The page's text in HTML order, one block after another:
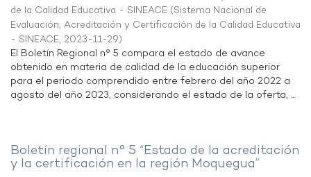
de la Calidad Educativa - SINEACE (Sistema Nacional de
Evaluación, Acreditación y Certificación de la Calidad Educativa
- SINEACE, 2023-11-29)
El Boletín Regional n° 5 compara el estado de avance
obtenido en materia de calidad de la educación superior
para el periodo comprendido entre febrero del año 2022 a
agosto del año 2023, considerando el estado de la oferta, ...
Boletín regional n° 5 “Estado de la acreditación
y la certificación en la región Moquegua”